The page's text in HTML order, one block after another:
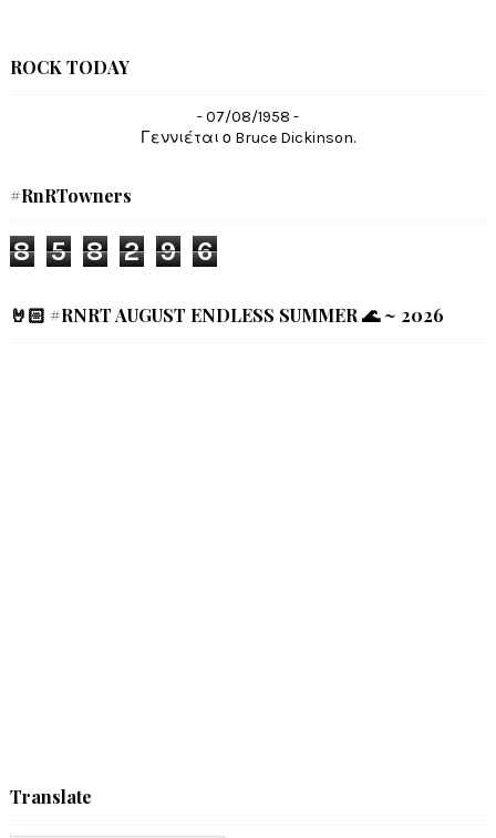
ROCK TODAY
- 07/08/1958 -
Γεννιέται ο Bruce Dickinson.
#RnRTowners
8 5 8 2 9 6
🤘🏻 #RNRT AUGUST ENDLESS SUMMER 🌊 ~ 2026
Translate